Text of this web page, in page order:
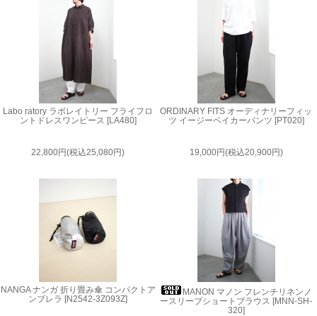
Labo ratory ラボレイトリー フライフロ
ントドレスワンピース [LA480]
22,800円(税込25,080円)
ORDINARY FITS オーディナリーフィッ
ツ イージーベイカーパンツ [PT020]
19,000円(税込20,900円)
NANGA ナンガ 折り畳み傘 コンパクトア
ンブレラ [N2542-3Z093Z]
MANON マノン フレンチリネンノ
ースリーブショートブラウス [MNN-SH-
320]